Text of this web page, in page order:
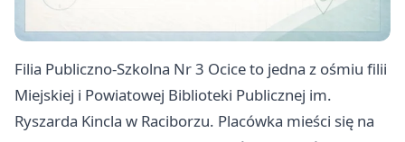
Filia Publiczno-Szkolna Nr 3 Ocice to jedna z ośmiu filii
Miejskiej i Powiatowej Biblioteki Publicznej im.
Ryszarda Kincla w Raciborzu. Placówka mieści się na